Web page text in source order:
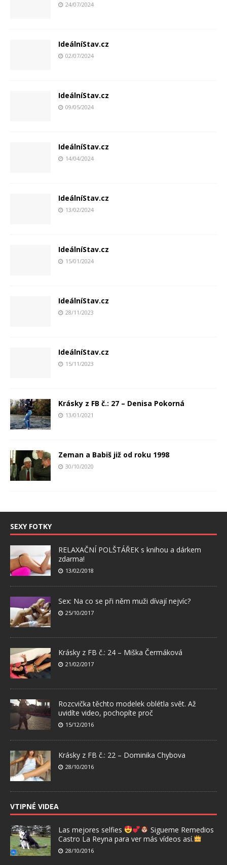
24/07/2024
IdeálníStav.cz
02/07/2024
IdeálníStav.cz
09/05/2024
IdeálníStav.cz
14/04/2024
IdeálníStav.cz
13/02/2024
IdeálníStav.cz
15/01/2024
IdeálníStav.cz
28/11/2023
IdeálníStav.cz
15/11/2023
Krásky z FB č.: 27 – Denisa Pokorná
13/01/2021
Zeman a Babiš již od roku 1998
30/10/2020
SEXY FOTKY
RELAXAČNÍ POLŠTÁŘEK s knihou a dárkem
zdarma!
13/02/2018
Sex: Na co se při něm muži dívají nejvíc?
25/10/2017
Krásky z FB č.: 24 – Miška Čermáková
21/02/2017
Rozcvička těchto modelek oblétla svět. Až
uvidíte video, pochopíte proč
15/12/2016
Krásky z FB č.: 22 – Dominika Chybova
28/10/2016
VTIPNÉ VIDEA
Las mejores selfies
Sigueme Remedios
Castro La Reyna para ver más vídeos así.
28/10/2016